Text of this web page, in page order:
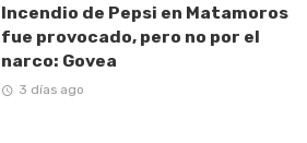
Incendio de Pepsi en Matamoros
fue provocado, pero no por el
narco: Govea
3 días ago